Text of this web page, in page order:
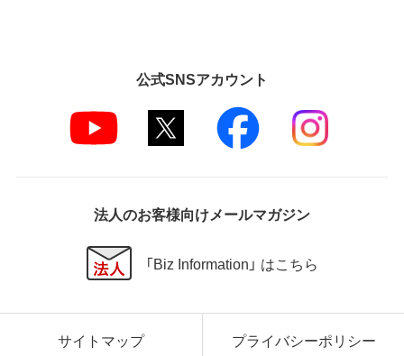
公式SNSアカウント
法人のお客様向けメールマガジン
「Biz Information」 はこちら
サイトマップ プライバシーポリシー